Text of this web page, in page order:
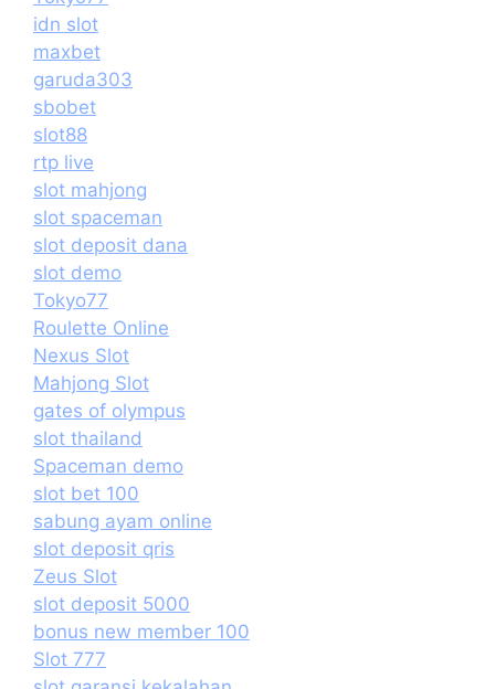
idn slot
maxbet
garuda303
sbobet
slot88
rtp live
slot mahjong
slot spaceman
slot deposit dana
slot demo
Tokyo77
Roulette Online
Nexus Slot
Mahjong Slot
gates of olympus
slot thailand
Spaceman demo
slot bet 100
sabung ayam online
slot deposit qris
Zeus Slot
slot deposit 5000
bonus new member 100
Slot 777